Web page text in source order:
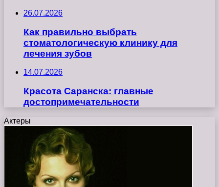
26.07.2026
Как правильно выбрать
стоматологическую клинику для
лечения зубов
14.07.2026
Красота Саранска: главные
достопримечательности
Актеры